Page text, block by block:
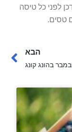
לפני כל טיסה
טסים.
הבא
בהונג קונג